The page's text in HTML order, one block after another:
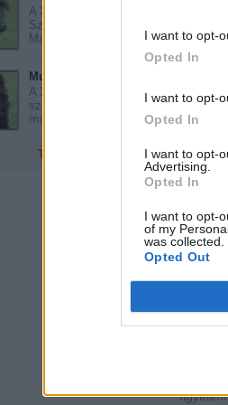
I want to opt-
Opted In
I want to opt-
Opted In
I want to opt-
Advertising.
Opted In
I want to opt-
of my
was collected.
Opted Out
A XVII - XVIII.
Században
Magyarorszá...
Mudi
A XVIII-XIX.
században
magyarországi ...
További fajták
kell
5.
Jó
6.
kicsire
7.
Ha sok
okozza
8.
A kutya
nap